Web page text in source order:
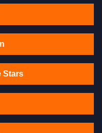
Stars